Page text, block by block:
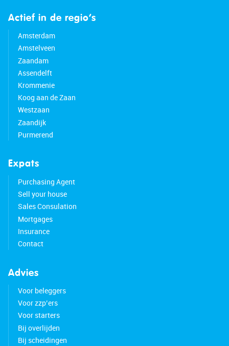
Actief in de regio’s
Amsterdam
Amstelveen
Zaandam
Assendelft
Krommenie
Koog aan de Zaan
Westzaan
Zaandijk
Purmerend
Expats
Purchasing Agent
Sell your house
Sales Consulation
Mortgages
Insurance
Contact
Advies
Voor beleggers
Voor zzp’ers
Voor starters
Bij overlijden
Bij scheidingen